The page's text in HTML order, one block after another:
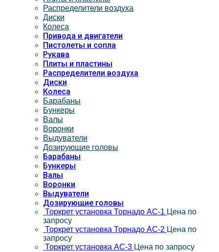
Распределители воздуха
Диски
Колеса
Привода и двигатели
Пистолеты и сопла
Рукава
Плиты и пластины
Распределители воздуха
Диски
Колеса
Барабаны
Бункеры
Валы
Воронки
Выдуватели
Дозирующие головы
Барабаны
Бункеры
Валы
Воронки
Выдуватели
Дозирующие головы
Торкрет установка Торнадо АС-1 Цена по
запросу
Торкрет установка Торнадо АС-2 Цена по
запросу
Торкрет установка АС-3 Цена по запросу